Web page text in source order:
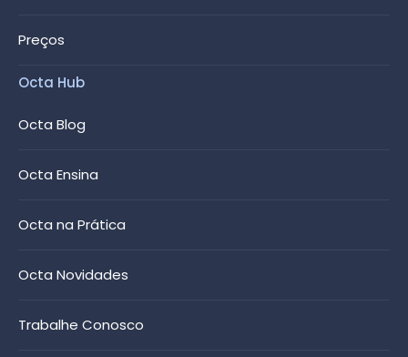
Preços
Octa Hub
Octa Blog
Octa Ensina
Octa na Prática
Octa Novidades
Trabalhe Conosco